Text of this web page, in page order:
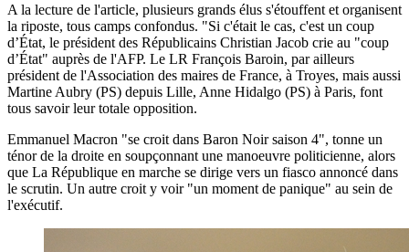
A la lecture de l'article, plusieurs grands élus s'étouffent et organisent
la riposte, tous camps confondus. "Si c'était le cas, c'est un coup
d’État, le président des Républicains Christian Jacob crie au "coup
d’État" auprès de l'AFP. Le LR François Baroin, par ailleurs
président de l'Association des maires de France, à Troyes, mais aussi
Martine Aubry (PS) depuis Lille, Anne Hidalgo (PS) à Paris, font
tous savoir leur totale opposition.
Emmanuel Macron "se croit dans Baron Noir saison 4", tonne un
ténor de la droite en soupçonnant une manoeuvre politicienne, alors
que La République en marche se dirige vers un fiasco annoncé dans
le scrutin. Un autre croit y voir "un moment de panique" au sein de
l'exécutif.